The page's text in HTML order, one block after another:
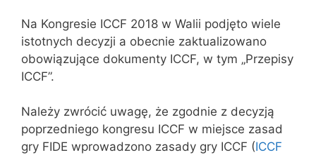
Na Kongresie ICCF 2018 w Walii podjęto wiele
istotnych decyzji a obecnie zaktualizowano
obowiązujące dokumenty ICCF, w tym „Przepisy
ICCF”.
Należy zwrócić uwagę, że zgodnie z decyzją
poprzedniego kongresu ICCF w miejsce zasad
gry FIDE wprowadzono zasady gry ICCF (ICCF